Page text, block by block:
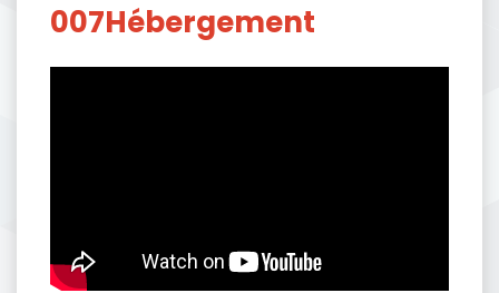
007Hébergement